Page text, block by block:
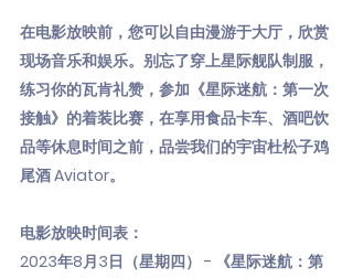
在电影放映前，您可以自由漫游于大厅，欣赏
现场音乐和娱乐。别忘了穿上星际舰队制服，
练习你的瓦肯礼赞，参加《星际迷航：第一次
接触》的着装比赛，在享用食品卡车、酒吧饮
品等休息时间之前，品尝我们的宇宙杜松子鸡
尾酒 Aviator。
电影放映时间表：
2023年8月3日（星期四） - 《星际迷航：第